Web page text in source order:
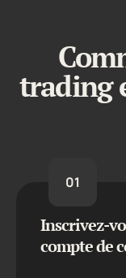
trading
01
Inscrivez-
compte de